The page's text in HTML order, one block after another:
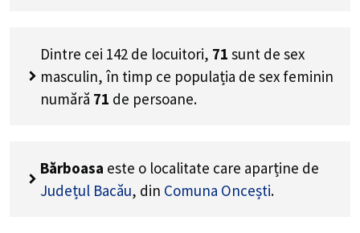
Dintre cei 142 de locuitori, 71 sunt de sex
masculin, în timp ce populația de sex feminin
numără 71 de persoane.
Bărboasa este o localitate care aparține de
Județul Bacău, din Comuna Oncești.